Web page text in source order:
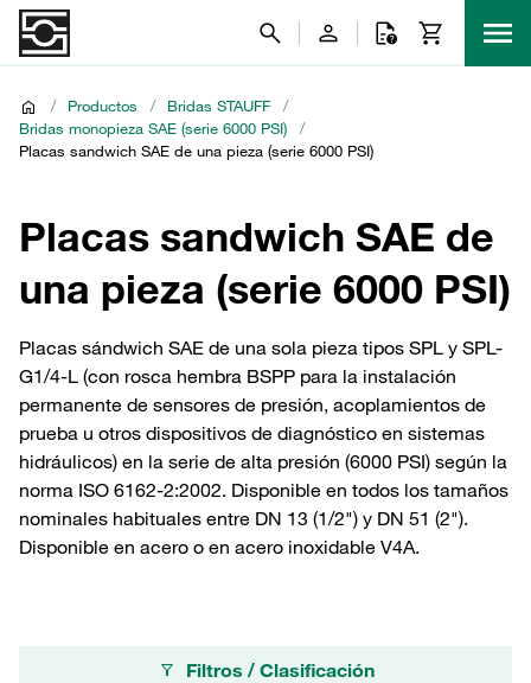
/ Productos / Bridas STAUFF
/
Bridas monopieza SAE (serie 6000 PSI)
/
Placas sandwich SAE de una pieza (serie 6000 PSI)
Placas sandwich SAE de
una pieza (serie 6000 PSI)
Placas sándwich SAE de una sola pieza tipos SPL y SPL-
G1/4-L (con rosca hembra BSPP para la instalación
permanente de sensores de presión, acoplamientos de
prueba u otros dispositivos de diagnóstico en sistemas
hidráulicos) en la serie de alta presión (6000 PSI) según la
norma ISO 6162-2:2002. Disponible en todos los tamaños
nominales habituales entre DN 13 (1/2") y DN 51 (2").
Disponible en acero o en acero inoxidable V4A.
Filtros / Clasificación